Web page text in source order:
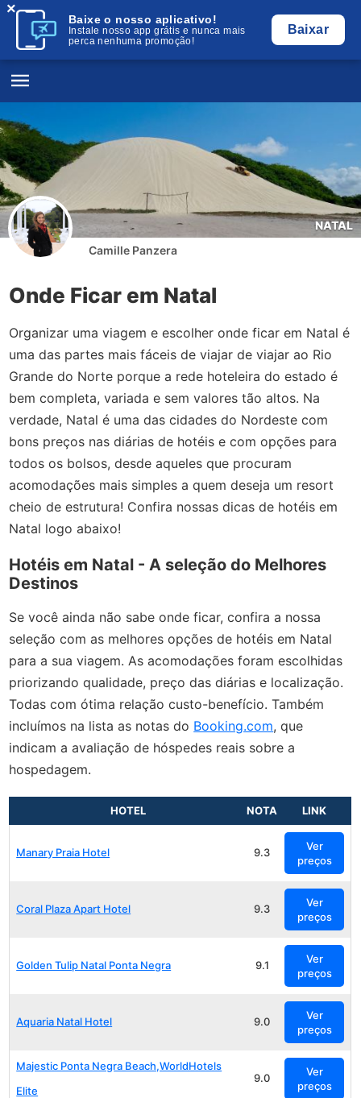
Baixe o nosso aplicativo!
Instale nosso app grátis e nunca mais
perca nenhuma promoção!
Baixar
×
NATAL
Camille Panzera
Onde Ficar em Natal
Organizar uma viagem e escolher onde ficar em Natal é
uma das partes mais fáceis de viajar de viajar ao Rio
Grande do Norte porque a rede hoteleira do estado é
bem completa, variada e sem valores tão altos. Na
verdade, Natal é uma das cidades do Nordeste com
bons preços nas diárias de hotéis e com opções para
todos os bolsos, desde aqueles que procuram
acomodações mais simples a quem deseja um resort
cheio de estrutura! Confira nossas dicas de hotéis em
Natal logo abaixo!
Hotéis em Natal - A seleção do Melhores
Destinos
Se você ainda não sabe onde ficar, confira a nossa
seleção com as melhores opções de hotéis em Natal
para a sua viagem. As acomodações foram escolhidas
priorizando qualidade, preço das diárias e localização.
Todas com ótima relação custo-benefício. Também
incluímos na lista as notas do Booking.com, que
indicam a avaliação de hóspedes reais sobre a
hospedagem.
HOTEL NOTA LINK
Manary Praia Hotel 9.3
Ver
preços
Coral Plaza Apart Hotel 9.3
Ver
preços
Golden Tulip Natal Ponta Negra 9.1
Ver
preços
Aquaria Natal Hotel 9.0
Ver
preços
Majestic Ponta Negra Beach,WorldHotels
Elite
9.0
Ver
preços